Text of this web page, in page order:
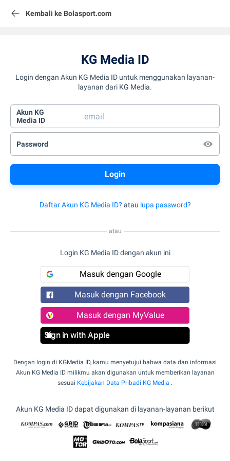
Kembali ke Bolasport.com
KG Media ID
Login dengan Akun KG Media ID untuk menggunakan layanan-
layanan dari KG Media.
Akun KG
Media ID
Password
Daftar Akun KG Media ID? atau lupa password?
atau
Login KG Media ID dengan akun ini
Masuk dengan Google
Masuk dengan Facebook
Masuk dengan MyValue
Sign in with Apple
Dengan login di KGMedia ID, kamu menyetujui bahwa data dan informasi
Akun KG Media ID milikmu akan digunakan untuk memberikan layanan
sesuai Kebijakan Data Pribadi KG Media .
Akun KG Media ID dapat digunakan di layanan-layanan berikut